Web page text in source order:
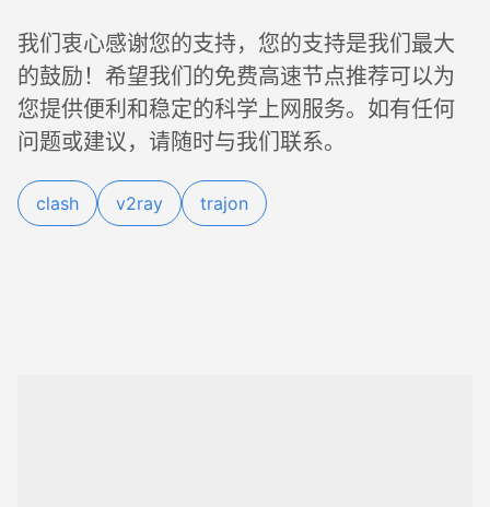
我们衷心感谢您的支持，您的支持是我们最大
的鼓励！希望我们的免费高速节点推荐可以为
您提供便利和稳定的科学上网服务。如有任何
问题或建议，请随时与我们联系。
clash v2ray trajon